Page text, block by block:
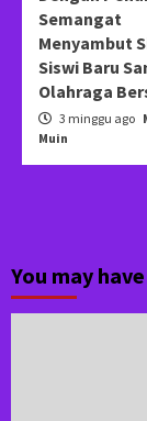
Semangat
Menyambut
Siswi Baru
Olahraga
3 minggu ago
Muin
You may